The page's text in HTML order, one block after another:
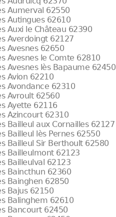
Aumerval 62550
Autingues 62610
Auxi le Château 62390
Averdoingt 62127
Avesnes 62650
Avesnes le Comte 62810
Avesnes lès Bapaume 62450
Avion 62210
Avondance 62310
Avroult 62560
Ayette 62116
Azincourt 62310
Bailleul aux Cornailles 62127
Bailleul lès Pernes 62550
Bailleul Sir Berthoult 62580
Bailleulmont 62123
Bailleulval 62123
Baincthun 62360
Bainghen 62850
Bajus 62150
Balinghem 62610
Bancourt 62450